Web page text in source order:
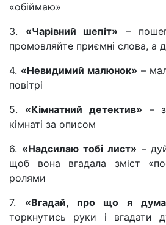
«обіймаю»
3. «Чарівний шепіт» –
промовляйте приємні слова, а
4. «Невидимий малюнок» –
повітрі
5. «Кімнатний детектив» –
кімнаті за описом
6. «Надсилаю тобі лист» –
щоб вона вгадала зміст
ролями
7. «Вгадай, про що я
торкнутись руки і вгадати